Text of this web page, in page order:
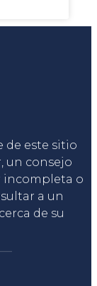
de este sitio
un consejo
incompleta o
a un
de su